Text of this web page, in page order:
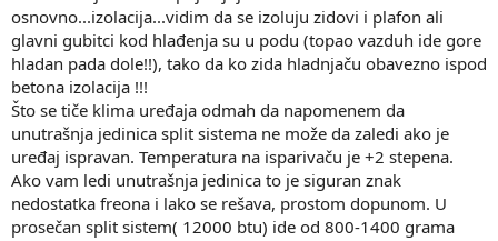
osnovno...izolacija...vidim da se izoluju zidovi i plafon ali
glavni gubitci kod hlađenja su u podu (topao vazduh ide gore
hladan pada dole!!), tako da ko zida hladnjaču obavezno ispod
betona izolacija !!!
Što se tiče klima uređaja odmah da napomenem da
unutrašnja jedinica split sistema ne može da zaledi ako je
uređaj ispravan. Temperatura na isparivaču je +2 stepena.
Ako vam ledi unutrašnja jedinica to je siguran znak
nedostatka freona i lako se rešava, prostom dopunom. U
prosečan split sistem( 12000 btu) ide od 800-1400 grama